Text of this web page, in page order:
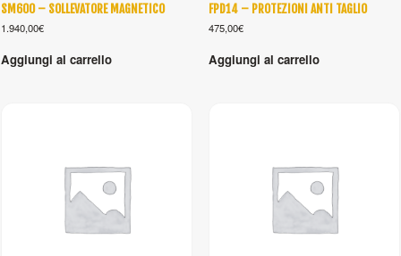
SM600 – SOLLEVATORE MAGNETICO
1.940,00€
Aggiungi al carrello
FPD14 – PROTEZIONI ANTI TAGLIO
475,00€
Aggiungi al carrello